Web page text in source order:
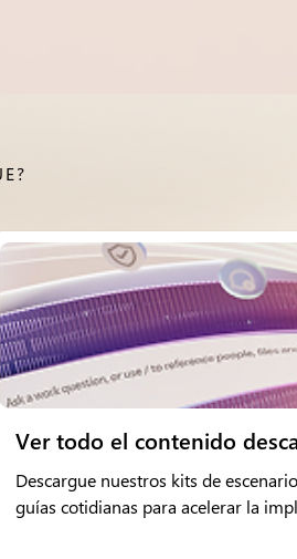
Ver todo el contenido
Descargue nuestros kits de
guías cotidianas para acelerar la